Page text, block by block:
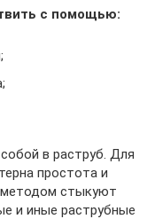
с помощью:
в раструб. Для
простота и
стыкуют
и иные раструбные